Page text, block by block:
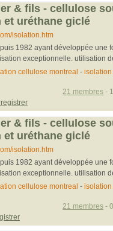
& fils - cellulose
uréthane giclé
isolation.htm
1982 ayant développée une
exceptionnelle. utilisation
cellulose montreal -
21 membres -
& fils - cellulose
uréthane giclé
isolation.htm
1982 ayant développée une
exceptionnelle. utilisation
cellulose montreal -
21 membres -